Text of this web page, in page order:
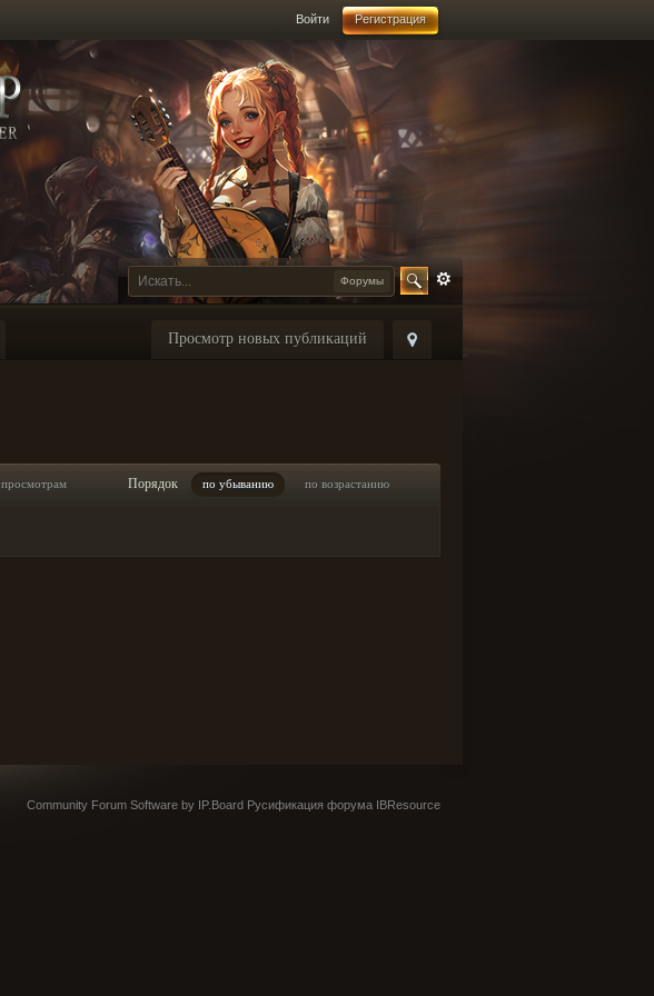
Войти Регистрация
Форумы
Просмотр новых публикаций
просмотрам Порядок по убыванию по возрастанию
Community Forum Software by IP.Board Русификация форума IBResource